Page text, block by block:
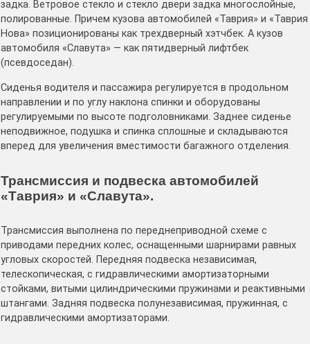
задка. Ветровое стекло и стекло двери задка многослойные,
полированные. Причем кузова автомобилей «Таврия» и «Таврия
Нова» позиционированы как трехдверный хэтчбек. А кузов
автомобиля «Славута» — как пятидверный лифтбек
(псевдоседан).
Сиденья водителя и пассажира регулируется в продольном
направлении и по углу наклона спинки и оборудованы
регулируемыми по высоте подголовниками. Заднее сиденье
неподвижное, подушка и спинка сплошные и складываются
вперед для увеличения вместимости багажного отделения.
Трансмиссия и подвеска автомобилей
«Таврия» и «Славута».
Трансмиссия выполнена по переднеприводной схеме с
приводами передних колес, оснащенными шарнирами равных
угловых скоростей. Передняя подвеска независимая,
телескопическая, с гидравлическими амортизаторными
стойками, витыми цилиндрическими пружинами и реактивными
штангами. Задняя подвеска полунезависимая, пружинная, с
гидравлическими амортизаторами.